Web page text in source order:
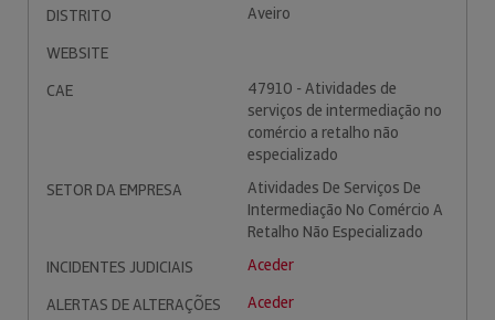
DISTRITO
Aveiro
WEBSITE
CAE
47910 - Atividades de
serviços de intermediação no
comércio a retalho não
especializado
SETOR DA EMPRESA
Atividades De Serviços De
Intermediação No Comércio A
Retalho Não Especializado
INCIDENTES JUDICIAIS
Aceder
ALERTAS DE ALTERAÇÕES
Aceder